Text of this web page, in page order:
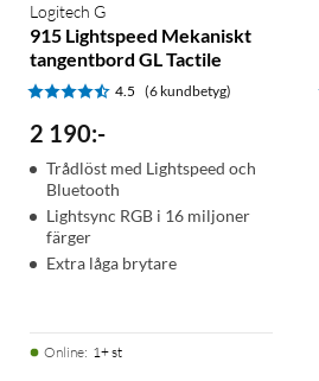
Logitech G
915 Lightspeed Mekaniskt
tangentbord GL Tactile
4.5 (6 kundbetyg)
2 190:-
Trådlöst med Lightspeed och
Bluetooth
Lightsync RGB i 16 miljoner
färger
Extra låga brytare
Online: 1+ st